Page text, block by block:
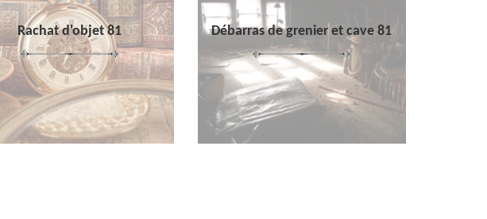
Rachat d'objet 81 Débarras de grenier et cave 81